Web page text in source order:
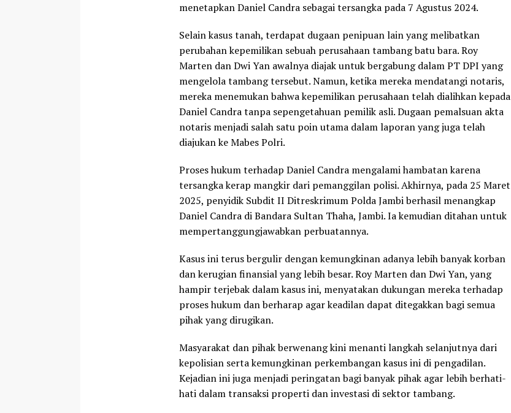
menetapkan Daniel Candra sebagai tersangka pada 7 Agustus 2024.
Selain kasus tanah, terdapat dugaan penipuan lain yang melibatkan
perubahan kepemilikan sebuah perusahaan tambang batu bara. Roy
Marten dan Dwi Yan awalnya diajak untuk bergabung dalam PT DPI yang
mengelola tambang tersebut. Namun, ketika mereka mendatangi notaris,
mereka menemukan bahwa kepemilikan perusahaan telah dialihkan kepada
Daniel Candra tanpa sepengetahuan pemilik asli. Dugaan pemalsuan akta
notaris menjadi salah satu poin utama dalam laporan yang juga telah
diajukan ke Mabes Polri.
Proses hukum terhadap Daniel Candra mengalami hambatan karena
tersangka kerap mangkir dari pemanggilan polisi. Akhirnya, pada 25 Maret
2025, penyidik Subdit II Ditreskrimum Polda Jambi berhasil menangkap
Daniel Candra di Bandara Sultan Thaha, Jambi. Ia kemudian ditahan untuk
mempertanggungjawabkan perbuatannya.
Kasus ini terus bergulir dengan kemungkinan adanya lebih banyak korban
dan kerugian finansial yang lebih besar. Roy Marten dan Dwi Yan, yang
hampir terjebak dalam kasus ini, menyatakan dukungan mereka terhadap
proses hukum dan berharap agar keadilan dapat ditegakkan bagi semua
pihak yang dirugikan.
Masyarakat dan pihak berwenang kini menanti langkah selanjutnya dari
kepolisian serta kemungkinan perkembangan kasus ini di pengadilan.
Kejadian ini juga menjadi peringatan bagi banyak pihak agar lebih berhati-
hati dalam transaksi properti dan investasi di sektor tambang.